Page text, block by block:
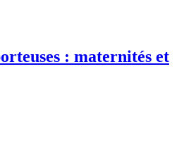
: maternités et